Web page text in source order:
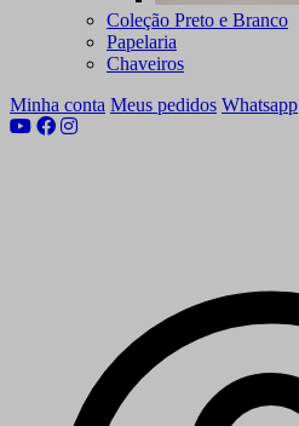
Coleção Preto e Branco
Papelaria
Chaveiros
Minha conta Meus pedidos Whatsapp